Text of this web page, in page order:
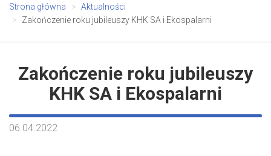
Strona główna
Aktualności
Zakończenie roku jubileuszy KHK SA i Ekospalarni
Zakończenie roku jubileuszy
KHK SA i Ekospalarni
06.04.2022